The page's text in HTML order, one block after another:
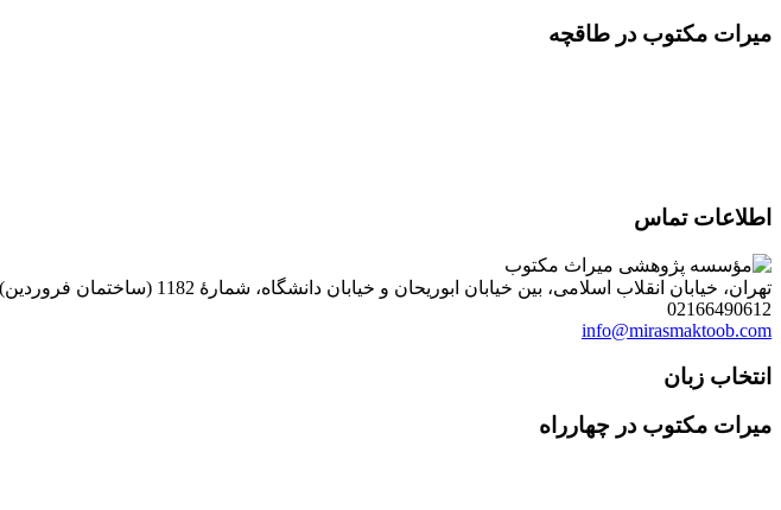
میرات مکتوب در طاقچه
اطلاعات تماس
تهران، خیابان انقلاب اسلامی، بین خیابان ابوریحان و خیابان دانشگاه، شمارۀ 1182 (ساختمان فروردین)، طبقۀ دوم، واحد 8 ، روابط عمومی مؤسسه پژوهی میراث مکتوب؛ صندوق پستی: 569-13185
02166490612
info@mirasmaktoob.com
انتخاب زبان
میرات مکتوب در چهارراه